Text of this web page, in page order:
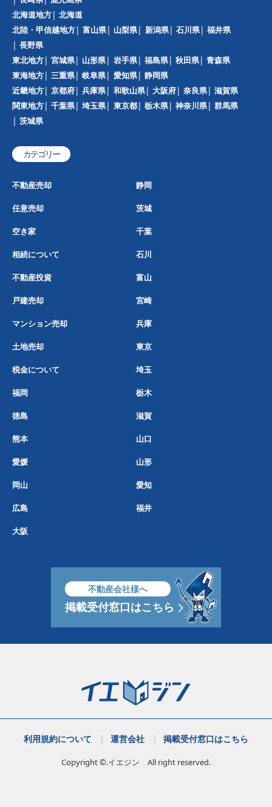
北海道地方
北海道
北陸・甲信越地方
富山県 山梨県 新潟県 石川県
福井県
長野県
東北地方
宮城県 山形県 岩手県 福島県 秋田県
青森県
東海地方
三重県 岐阜県 愛知県
静岡県
近畿地方
京都府 兵庫県 和歌山県 大阪府 奈良県
滋賀県
関東地方
千葉県 埼玉県 東京都 栃木県 神奈川県
群馬県
茨城県
カテゴリー
不動産売却 静岡
任意売却 茨城
空き家 千葉
相続について 石川
不動産投資 富山
戸建売却 宮崎
マンション売却 兵庫
土地売却 東京
税金について 埼玉
福岡 栃木
徳島 滋賀
熊本 山口
愛媛 山形
岡山 愛知
広島 福井
大阪
不動産会社様へ
掲載受付窓口はこちら
利用規約について 運営会社 掲載受付窓口はこちら
Copyright ©.イエジン All right reserved.